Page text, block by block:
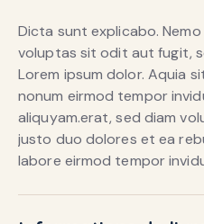
Dicta sunt explicabo.
voluptas sit odit aut fugit,
Lorem ipsum dolor. Aquia
nonum eirmod tempor
aliquyam.erat, sed diam
justo duo dolores et ea
labore eirmod tempor